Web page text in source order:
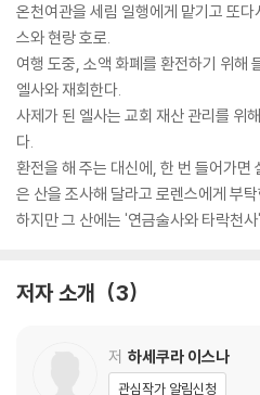
온천여관을 세림 일행에게 맡기고 또
스와 현랑 호로.
여행 도중, 소액 화폐를 환전하기 위해
엘사와 재회한다.
사제가 된 엘사는 교회 재산 관리를 위
다.
환전을 해 주는 대신에, 한 번 들어가면
은 산을 조사해 달라고 로렌스에게 부
하지만 그 산에는 '연금술사와 타락천사
저자 소개 3
저 하세쿠라 이스나
관심작가 알림신청